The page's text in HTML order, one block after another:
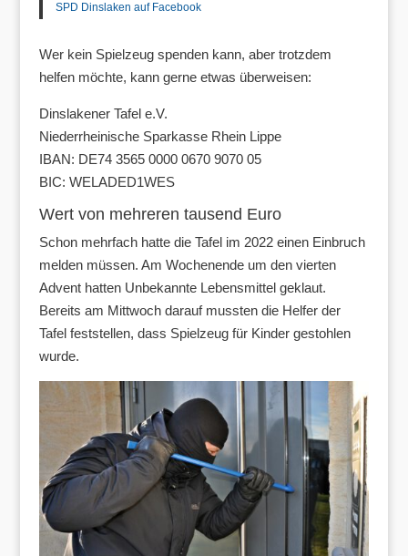
SPD Dinslaken auf Facebook
Wer kein Spielzeug spenden kann, aber trotzdem
helfen möchte, kann gerne etwas überweisen:
Dinslakener Tafel e.V.
Niederrheinische Sparkasse Rhein Lippe
IBAN: DE74 3565 0000 0670 9070 05
BIC: WELADED1WES
Wert von mehreren tausend Euro
Schon mehrfach hatte die Tafel im 2022 einen Einbruch
melden müssen. Am Wochenende um den vierten
Advent hatten Unbekannte Lebensmittel geklaut.
Bereits am Mittwoch darauf mussten die Helfer der
Tafel feststellen, dass Spielzeug für Kinder gestohlen
wurde.